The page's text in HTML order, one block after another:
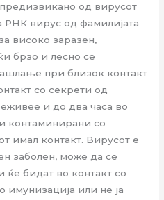
од вирусот
вирус од фамилијата
високо заразен,
брзо и лесно се
при близок контакт
со секрети од
и до два часа во
контаминирани со
имал контакт. Вирусот е
заболен, може да се
ќе бидат во контакт со
имунизација или не ја